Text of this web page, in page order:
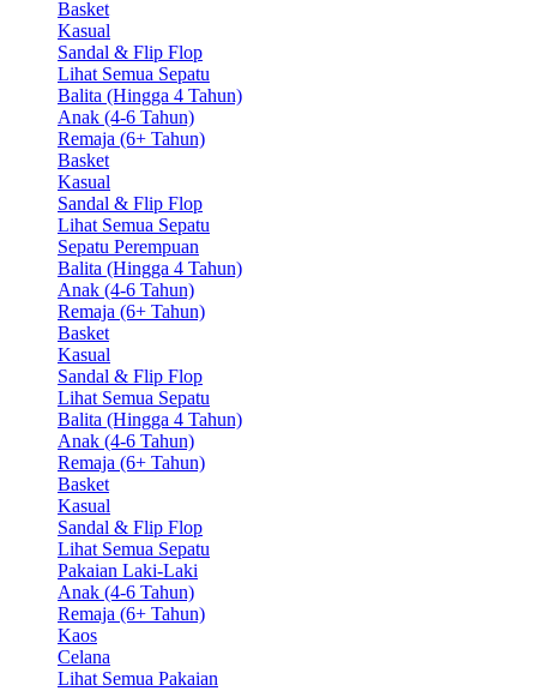
Basket
Kasual
Sandal & Flip Flop
Lihat Semua Sepatu
Balita (Hingga 4 Tahun)
Anak (4-6 Tahun)
Remaja (6+ Tahun)
Basket
Kasual
Sandal & Flip Flop
Lihat Semua Sepatu
Sepatu Perempuan
Balita (Hingga 4 Tahun)
Anak (4-6 Tahun)
Remaja (6+ Tahun)
Basket
Kasual
Sandal & Flip Flop
Lihat Semua Sepatu
Balita (Hingga 4 Tahun)
Anak (4-6 Tahun)
Remaja (6+ Tahun)
Basket
Kasual
Sandal & Flip Flop
Lihat Semua Sepatu
Pakaian Laki-Laki
Anak (4-6 Tahun)
Remaja (6+ Tahun)
Kaos
Celana
Lihat Semua Pakaian